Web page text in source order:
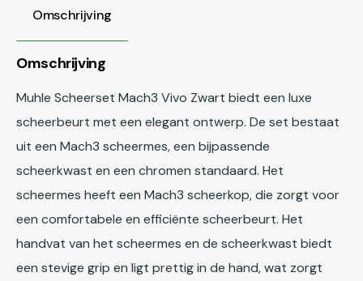
Omschrijving
Omschrijving
Muhle Scheerset Mach3 Vivo Zwart biedt een luxe
scheerbeurt met een elegant ontwerp. De set bestaat
uit een Mach3 scheermes, een bijpassende
scheerkwast en een chromen standaard. Het
scheermes heeft een Mach3 scheerkop, die zorgt voor
een comfortabele en efficiënte scheerbeurt. Het
handvat van het scheermes en de scheerkwast biedt
een stevige grip en ligt prettig in de hand, wat zorgt